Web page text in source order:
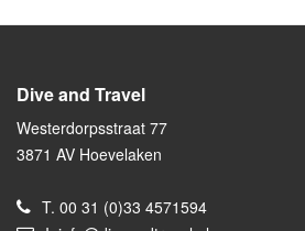
Dive and Travel
Westerdorpsstraat 77
3871 AV Hoevelaken
T. 00 31 (0)33 4571594